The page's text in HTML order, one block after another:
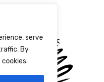
serve
By